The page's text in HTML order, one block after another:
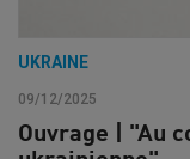
UKRAINE
09/12/2025
Ouvrage | "Au